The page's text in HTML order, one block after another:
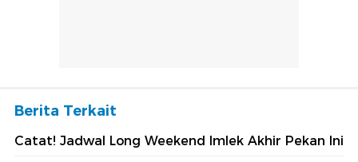
Berita Terkait
Catat! Jadwal Long Weekend Imlek Akhir Pekan Ini